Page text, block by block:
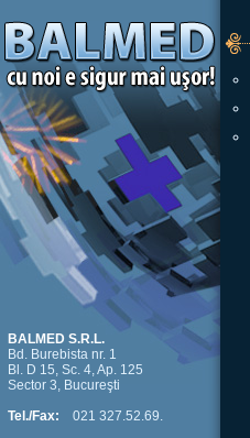
BALMED S.R.L.
Bd. Burebista nr. 1
Bl. D 15, Sc. 4, Ap. 125
Sector 3, Bucureşti
Tel./Fax:
021 327.52.69.